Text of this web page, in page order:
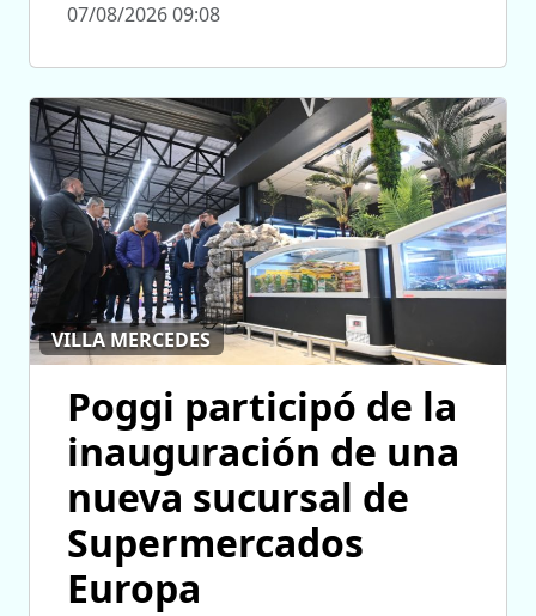
07/08/2026 09:08
VILLA MERCEDES
Poggi participó de la
inauguración de una
nueva sucursal de
Supermercados
Europa